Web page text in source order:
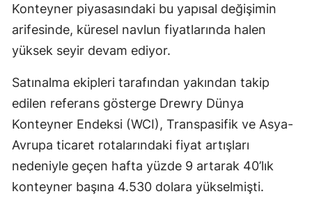
Konteyner piyasasındaki bu yapısal değişimin
arifesinde, küresel navlun fiyatlarında halen
yüksek seyir devam ediyor.
Satınalma ekipleri tarafından yakından takip
edilen referans gösterge Drewry Dünya
Konteyner Endeksi (WCI), Transpasifik ve Asya-
Avrupa ticaret rotalarındaki fiyat artışları
nedeniyle geçen hafta yüzde 9 artarak 40’lık
konteyner başına 4.530 dolara yükselmişti.